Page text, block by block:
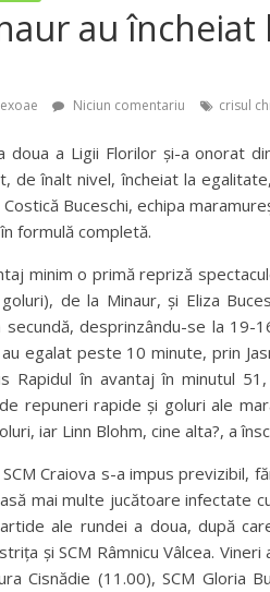
au
Niciun comentariu crisul
doua a Ligii Florilor și-a onorat
de înalt nivel, încheiat la
Buceschi, echipa
formulă completă.
minim o primă repriză
de la Minaur, și Eliza
desprinzându-se la 19-
egalat peste 10 minute, prin
Rapidul în avantaj în minutul
repuneri rapide și goluri ale
iar Linn Blohm, cine alta?, a
Craiova s-a impus previzibil,
mai multe jucătoare infectate
ale rundei a doua, după
și SCM Râmnicu Vâlcea.
Cisnădie (11.00), SCM Gloria